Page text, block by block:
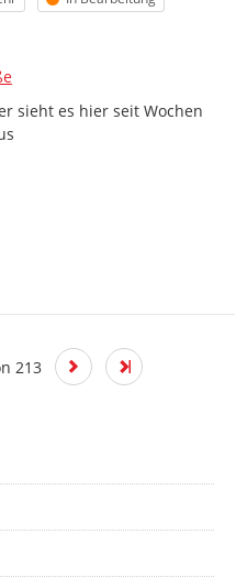
sieht es hier seit Wochen
213